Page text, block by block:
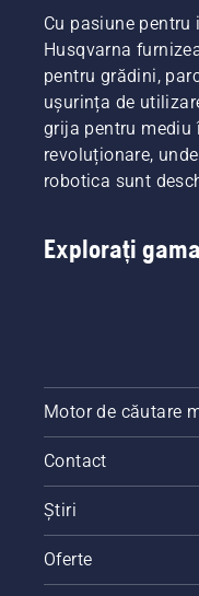
utiliza.
vă vor
ajuta
și
Cu pasiune
Husqvarna
pentru grădini,
ușurința de
grija pentru mediu
revoluționare,
robotica sunt
Explorați
Motor de căutare
Contact
Știri
Oferte